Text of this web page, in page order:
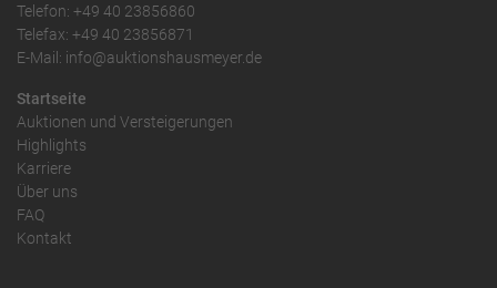
Telefon: +49 40 23856860
Telefax: +49 40 23856871
E-Mail: info@auktionshausmeyer.de
Startseite
Auktionen und Versteigerungen
Highlights
Karriere
Über uns
FAQ
Kontakt